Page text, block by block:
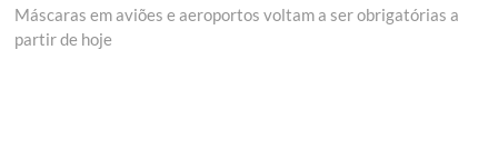
post:
Máscaras em aviões e aeroportos voltam a ser obrigatórias a
partir de hoje